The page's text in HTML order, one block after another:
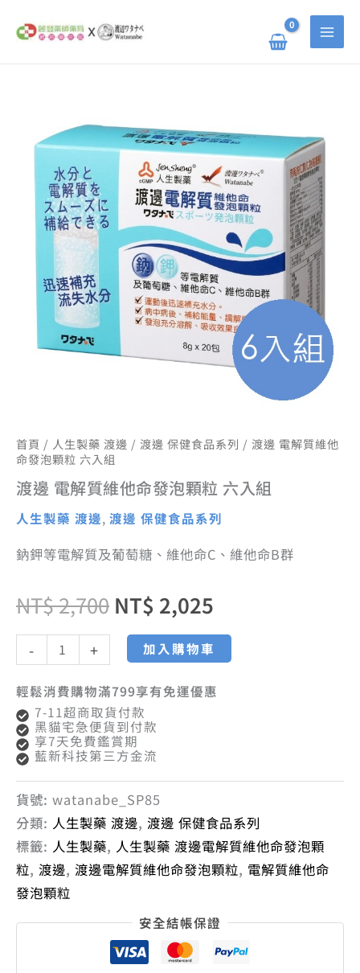
首頁 / 人生製藥 渡邊 / 渡邊 保健食品系列 / 渡邊 電解質維他
命發泡顆粒 六入組
渡邊 電解質維他命發泡顆粒 六入組
人生製藥 渡邊, 渡邊 保健食品系列
鈉鉀等電解質及葡萄糖、維他命C、維他命B群
NT$2,700
始
格：
NT$ 2,700。
NT$ 2,025
前
價
格：
NT$ 2,025。
- + 加入購物車
輕鬆消費購物滿799享有免運優惠
7-11超商取貨付款
黑貓宅急便貨到付款
享7天免費鑑賞期
藍新科技第三方金流
貨號: watanabe_SP85
分類: 人生製藥 渡邊, 渡邊 保健食品系列
標籤: 人生製藥, 人生製藥 渡邊電解質維他命發泡顆
粒, 渡邊, 渡邊電解質維他命發泡顆粒, 電解質維他命
發泡顆粒
安全結帳保證
尋